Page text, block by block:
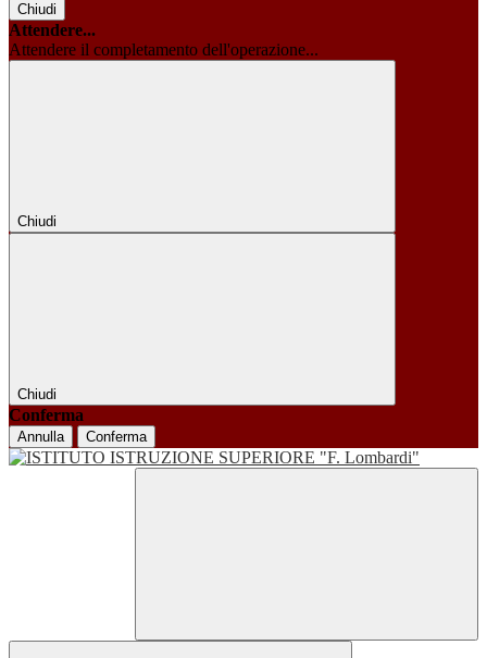
Chiudi
Attendere...
Attendere il completamento dell'operazione...
Chiudi
Chiudi
Conferma
Annulla Conferma